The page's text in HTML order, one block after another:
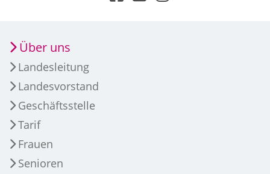
Über uns
Landesleitung
Landesvorstand
Geschäftsstelle
Tarif
Frauen
Senioren